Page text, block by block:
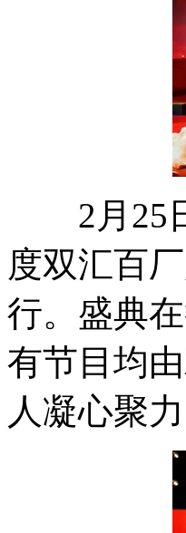
2月25日
度双汇百
行。盛典
有节目均
人凝心聚